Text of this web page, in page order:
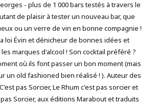
- plus de 1 000 bars testés à travers le
de plaisir à tester un nouveau bar, que
ou un verre de vin en bonne compagnie !
loi Évin et dénicheur de bonnes idées et
marques d'alcool ! Son cocktail préféré ?
où ils font passer un bon moment (mais
un old fashioned bien réalisé ! ). Auteur des
pas Sorcier, Le Rhum c'est pas sorcier et
Sorcier, aux éditions Marabout et traduits